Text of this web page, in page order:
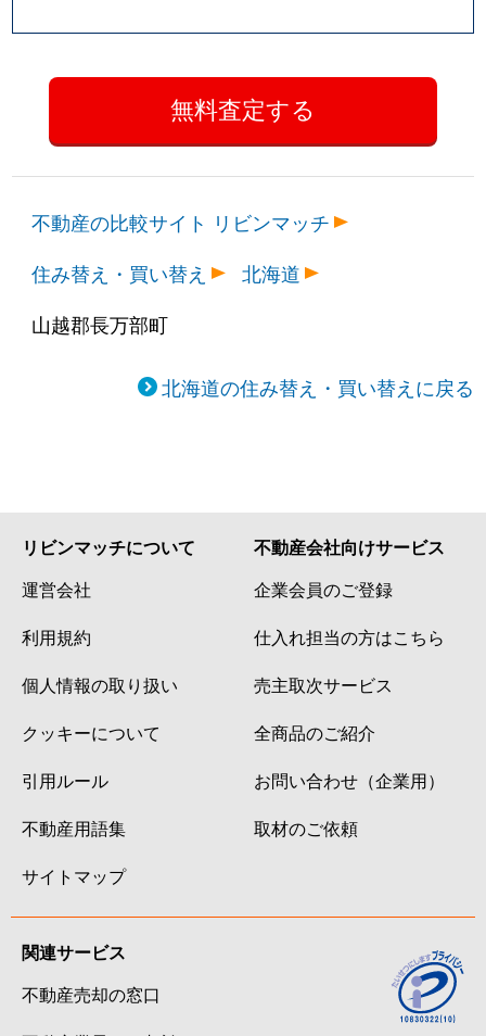
不動産の比較サイト リビンマッチ
住み替え・買い替え
北海道
山越郡長万部町
北海道の住み替え・買い替えに戻る
リビンマッチについて
運営会社
利用規約
個人情報の取り扱い
クッキーについて
引用ルール
不動産用語集
サイトマップ
不動産会社向けサービス
企業会員のご登録
仕入れ担当の方はこちら
売主取次サービス
全商品のご紹介
お問い合わせ（企業用）
取材のご依頼
関連サービス
不動産売却の窓口